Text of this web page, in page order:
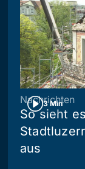
3 Min
Nachrichten
So sieht
aus